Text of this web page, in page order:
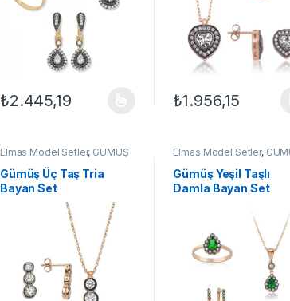
₺2.445,19
Bu ürünün birden fazla varyasyonu var. Seçenekler
₺1.956,15
Bu ürünün birden
Elmas Model Setler, GÜMÜŞ
Gümüş Üç Taş Tria
Bayan Set
Elmas Model Setler,
Gümüş Yeşil Taşlı
Damla Bayan Set